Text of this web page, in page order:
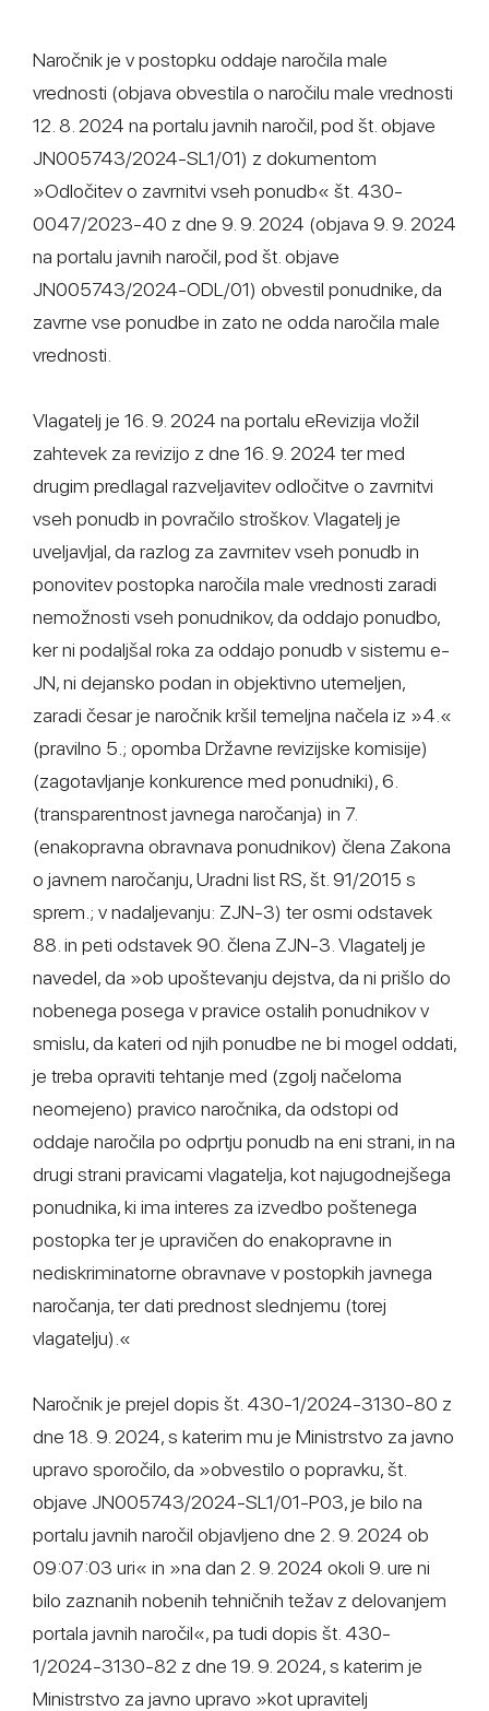
Naročnik je v postopku oddaje naročila male
vrednosti (objava obvestila o naročilu male vrednosti
12. 8. 2024 na portalu javnih naročil, pod št. objave
JN005743/2024-SL1/01) z dokumentom
»Odločitev o zavrnitvi vseh ponudb« št. 430-
0047/2023-40 z dne 9. 9. 2024 (objava 9. 9. 2024
na portalu javnih naročil, pod št. objave
JN005743/2024-ODL/01) obvestil ponudnike, da
zavrne vse ponudbe in zato ne odda naročila male
vrednosti.
Vlagatelj je 16. 9. 2024 na portalu eRevizija vložil
zahtevek za revizijo z dne 16. 9. 2024 ter med
drugim predlagal razveljavitev odločitve o zavrnitvi
vseh ponudb in povračilo stroškov. Vlagatelj je
uveljavljal, da razlog za zavrnitev vseh ponudb in
ponovitev postopka naročila male vrednosti zaradi
nemožnosti vseh ponudnikov, da oddajo ponudbo,
ker ni podaljšal roka za oddajo ponudb v sistemu e-
JN, ni dejansko podan in objektivno utemeljen,
zaradi česar je naročnik kršil temeljna načela iz »4.«
(pravilno 5.; opomba Državne revizijske komisije)
(zagotavljanje konkurence med ponudniki), 6.
(transparentnost javnega naročanja) in 7.
(enakopravna obravnava ponudnikov) člena Zakona
o javnem naročanju, Uradni list RS, št. 91/2015 s
sprem.; v nadaljevanju: ZJN-3) ter osmi odstavek
88. in peti odstavek 90. člena ZJN-3. Vlagatelj je
navedel, da »ob upoštevanju dejstva, da ni prišlo do
nobenega posega v pravice ostalih ponudnikov v
smislu, da kateri od njih ponudbe ne bi mogel oddati,
je treba opraviti tehtanje med (zgolj načeloma
neomejeno) pravico naročnika, da odstopi od
oddaje naročila po odprtju ponudb na eni strani, in na
drugi strani pravicami vlagatelja, kot najugodnejšega
ponudnika, ki ima interes za izvedbo poštenega
postopka ter je upravičen do enakopravne in
nediskriminatorne obravnave v postopkih javnega
naročanja, ter dati prednost slednjemu (torej
vlagatelju).«
Naročnik je prejel dopis št. 430-1/2024-3130-80 z
dne 18. 9. 2024, s katerim mu je Ministrstvo za javno
upravo sporočilo, da »obvestilo o popravku, št.
objave JN005743/2024-SL1/01-P03, je bilo na
portalu javnih naročil objavljeno dne 2. 9. 2024 ob
09:07:03 uri« in »na dan 2. 9. 2024 okoli 9. ure ni
bilo zaznanih nobenih tehničnih težav z delovanjem
portala javnih naročil«, pa tudi dopis št. 430-
1/2024-3130-82 z dne 19. 9. 2024, s katerim je
Ministrstvo za javno upravo »kot upravitelj